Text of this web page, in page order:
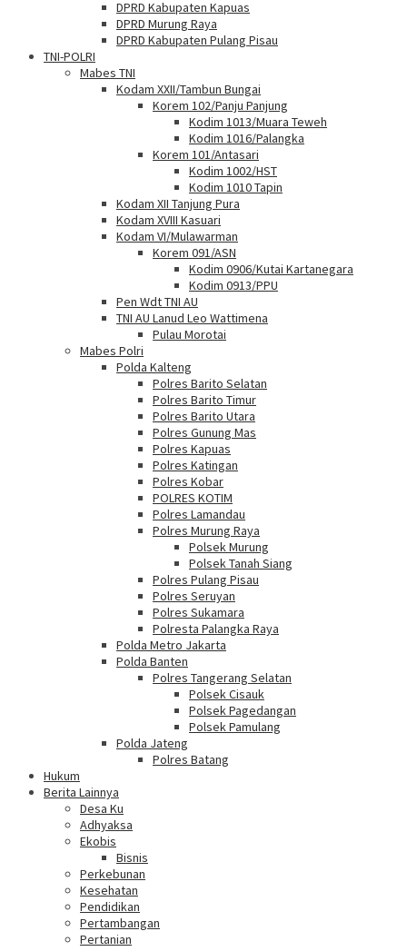
DPRD Kabupaten Kapuas
DPRD Murung Raya
DPRD Kabupaten Pulang Pisau
TNI-POLRI
Mabes TNI
Kodam XXII/Tambun Bungai
Korem 102/Panju Panjung
Kodim 1013/Muara Teweh
Kodim 1016/Palangka
Korem 101/Antasari
Kodim 1002/HST
Kodim 1010 Tapin
Kodam XII Tanjung Pura
Kodam XVIII Kasuari
Kodam VI/Mulawarman
Korem 091/ASN
Kodim 0906/Kutai Kartanegara
Kodim 0913/PPU
Pen Wdt TNI AU
TNI AU Lanud Leo Wattimena
Pulau Morotai
Mabes Polri
Polda Kalteng
Polres Barito Selatan
Polres Barito Timur
Polres Barito Utara
Polres Gunung Mas
Polres Kapuas
Polres Katingan
Polres Kobar
POLRES KOTIM
Polres Lamandau
Polres Murung Raya
Polsek Murung
Polsek Tanah Siang
Polres Pulang Pisau
Polres Seruyan
Polres Sukamara
Polresta Palangka Raya
Polda Metro Jakarta
Polda Banten
Polres Tangerang Selatan
Polsek Cisauk
Polsek Pagedangan
Polsek Pamulang
Polda Jateng
Polres Batang
Hukum
Berita Lainnya
Desa Ku
Adhyaksa
Ekobis
Bisnis
Perkebunan
Kesehatan
Pendidikan
Pertambangan
Pertanian